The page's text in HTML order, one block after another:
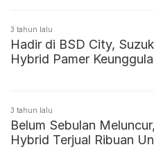
3 tahun lalu
Hadir di BSD City,
Hybrid Pamer
3 tahun lalu
Belum Sebulan
Hybrid Terjual Ribuan